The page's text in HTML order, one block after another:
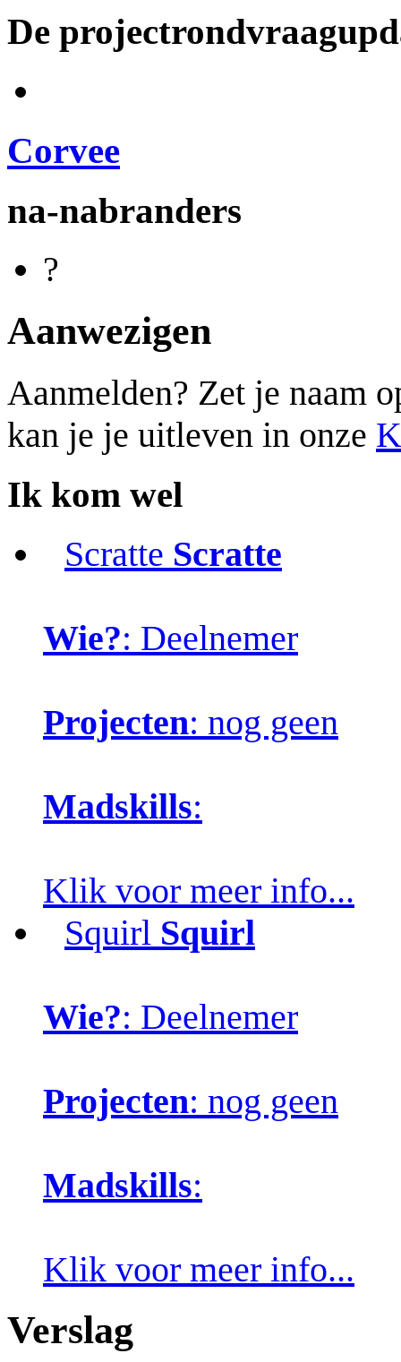
De
Corvee
na-nabranders
?
Aanwezigen
Aanmelden? Zet je naam
kan je je uitleven in onze
Ik kom wel
Scratte Scratte
Wie?: Deelnemer
Projecten: nog geen
Madskills:
Klik voor meer info...
Squirl Squirl
Wie?: Deelnemer
Projecten: nog geen
Madskills:
Klik voor meer info...
Verslag